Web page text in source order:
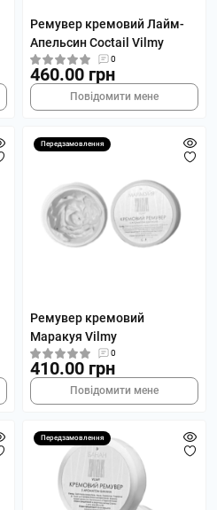
Ремувер кремовий Лайм-
Апельсин Coctail Vilmy
0
460.00 грн
Повідомити мене
Передзамовлення
Ремувер кремовий
Маракуя Vilmy
0
410.00 грн
Повідомити мене
Передзамовлення